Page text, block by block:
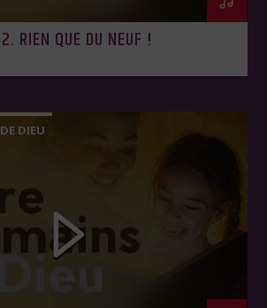
RIEN QUE DU NEUF !
DIEU